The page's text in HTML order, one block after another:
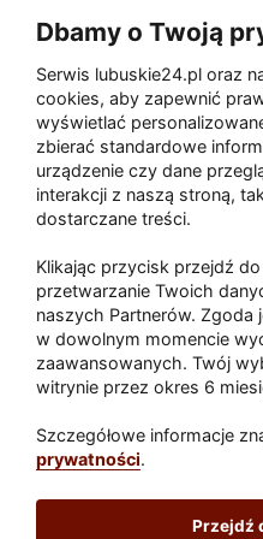
Akcja
Paliwa
Raport Dodaj raport
Sport
Lubuskie24.pl
Dbamy o Twoją
Serwis lubuskie24.pl oraz
cookies, aby zapewnić
wyświetlać
zbierać standardowe
urządzenie czy dane
interakcji z naszą stroną,
dostarczane treści.
Klikając przycisk przejdź
przetwarzanie Twoich
naszych Partnerów. Zgoda
w dowolnym momencie
zaawansowanych. Twój
witrynie przez okres 6
Szczegółowe informacje
prywatności.
Przejdź